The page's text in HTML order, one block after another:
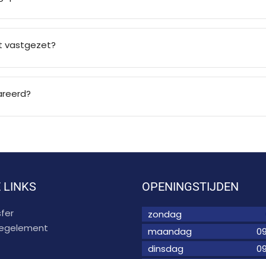
vastgezet?
LINKS OPENINGSTIJDEN
zondag
maandag
dinsdag